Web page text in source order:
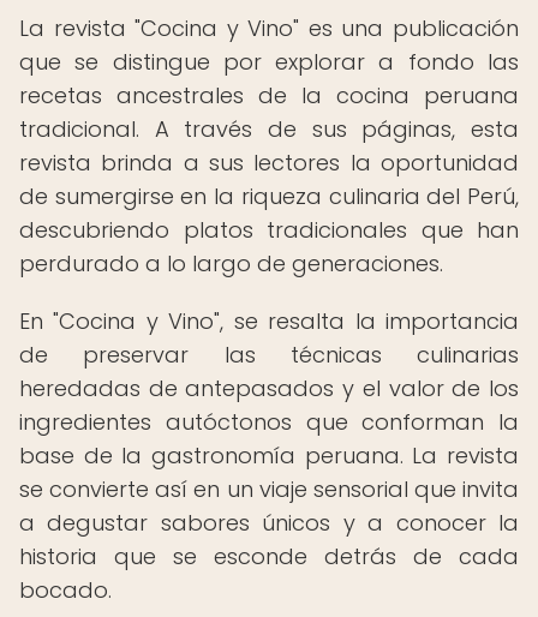
La revista "Cocina y Vino" es una publicación
que se distingue por explorar a fondo las
recetas ancestrales de la cocina peruana
tradicional. A través de sus páginas, esta
revista brinda a sus lectores la oportunidad
de sumergirse en la riqueza culinaria del Perú,
descubriendo platos tradicionales que han
perdurado a lo largo de generaciones.
En "Cocina y Vino", se resalta la importancia
de preservar las técnicas culinarias
heredadas de antepasados y el valor de los
ingredientes autóctonos que conforman la
base de la gastronomía peruana. La revista
se convierte así en un viaje sensorial que invita
a degustar sabores únicos y a conocer la
historia que se esconde detrás de cada
bocado.